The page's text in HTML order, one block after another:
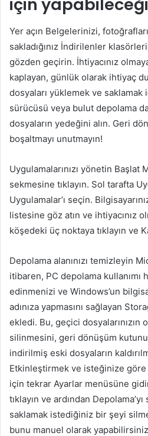
için
Yer açın Belgelerinizi,
sakladığınız İndirilenler
gözden geçirin. İhtiyacınız
kaplayan, günlük olarak ihtiyaç
dosyaları yüklemek ve
sürücüsü veya bulut depolama
dosyaların yedeğini alın. Geri
boşaltmayı unutmayın!
Uygulamalarınızı yönetin Başlat
sekmesine tıklayın. Sol tarafta
Uygulamalar’ı seçin.
listesine göz atın ve ihtiyacınız
köşedeki üç noktaya tıklayın ve
Depolama alanınızı temizleyin
itibaren, PC depolama kullanımı
edinmenizi ve Windows’un
adınıza yapmasını sağlayan
ekledi. Bu, geçici dosyalarınızın
silinmesini, geri dönüşüm
indirilmiş eski dosyaların
Etkinleştirmek ve isteğinize göre
için tekrar Ayarlar menüsüne
tıklayın ve ardından
saklamak istediğiniz bir şeyi
bunu manuel olarak